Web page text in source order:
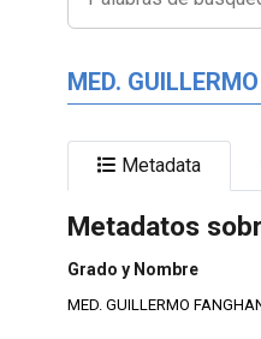
MED.
Metadata
Metadatos
Grado y Nombre
MED. GUILLERMO